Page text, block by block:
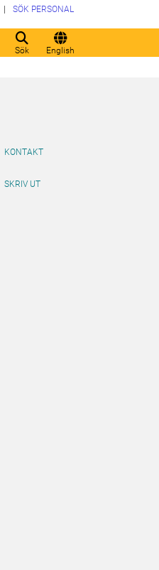
Sök English
SÖK PERSONAL
KONTAKT
SKRIV UT